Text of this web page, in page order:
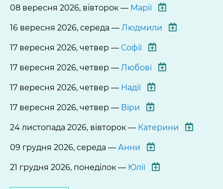
08 вересня 2026, вівторок — Марії
16 вересня 2026, середа — Людмили
17 вересня 2026, четвер — Софії
17 вересня 2026, четвер — Любові
17 вересня 2026, четвер — Надії
17 вересня 2026, четвер — Віри
24 листопада 2026, вівторок — Катерини
09 грудня 2026, середа — Анни
21 грудня 2026, понеділок — Юлії